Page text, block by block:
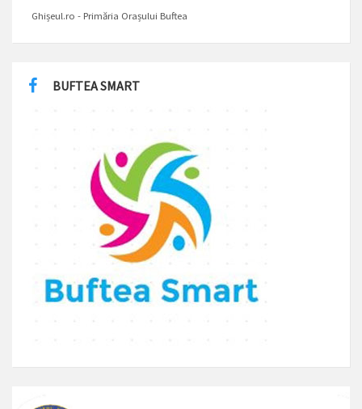
Ghișeul.ro - Primăria Orașului Buftea
BUFTEA SMART